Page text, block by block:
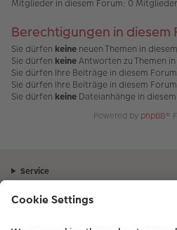
tr
g
Mitglieder in diesem Forum: 0
Berechtigungen in diesem
Sie dürfen keine neuen Themen in
Sie dürfen keineAntworten zu Themen
Sie dürfen Ihre Beiträge in diesem Forum
Sie dürfen Ihre Beiträge in diesem Forum
Sie dürfen keine Dateianhänge in
Powered by phpBB®
Service